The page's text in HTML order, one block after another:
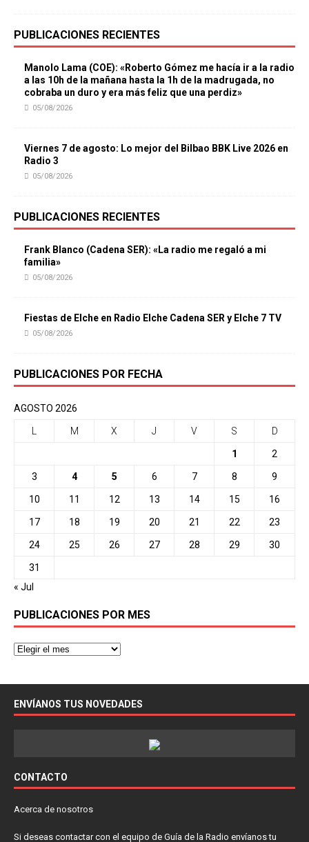
PUBLICACIONES RECIENTES
Manolo Lama (COE): «Roberto Gómez me hacía ir a la radio
a las 10h de la mañana hasta la 1h de la madrugada, no
cobraba un duro y era más feliz que una perdiz»
05/08/2026
Viernes 7 de agosto: Lo mejor del Bilbao BBK Live 2026 en
Radio 3
05/08/2026
PUBLICACIONES RECIENTES
Frank Blanco (Cadena SER): «La radio me regaló a mi
familia»
05/08/2026
Fiestas de Elche en Radio Elche Cadena SER y Elche 7 TV
05/08/2026
PUBLICACIONES POR FECHA
AGOSTO 2026
M X J V S D
1 2
3 4 5 6 7 8 9
10 11 12 13 14 15 16
17 18 19 20 21 22 23
24 25 26 27 28 29 30
31
« Jul
PUBLICACIONES POR MES
ENVÍANOS TUS NOVEDADES
CONTACTO
Acerca de nosotros
Si deseas contactar con el equipo de Guía de la Radio envíanos tu